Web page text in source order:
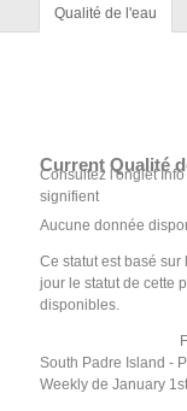
Qualité de l'eau
Current Qualité
Consultez l'onglet
signifient
Aucune donnée
Ce statut est basé
jour le statut de cette
disponibles.
South Padre Island -
Weekly de January